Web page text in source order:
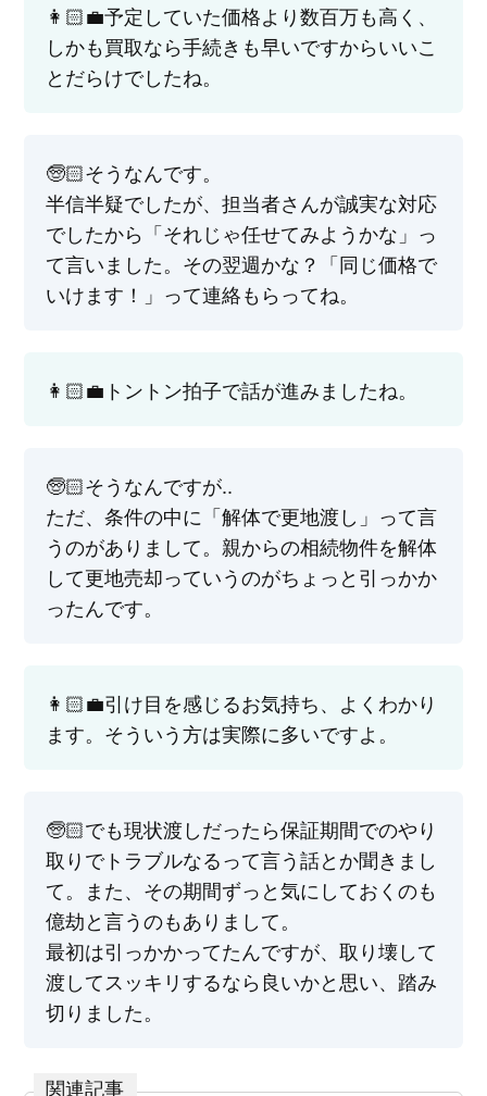
👩🏻‍💼予定していた価格より数百万も高く、
しかも買取なら手続きも早いですからいいこ
とだらけでしたね。
🧓🏻そうなんです。
半信半疑でしたが、担当者さんが誠実な対応
でしたから「それじゃ任せてみようかな」っ
て言いました。その翌週かな？「同じ価格で
いけます！」って連絡もらってね。
👩🏻‍💼トントン拍子で話が進みましたね。
🧓🏻そうなんですが..
ただ、条件の中に「解体で更地渡し」って言
うのがありまして。親からの相続物件を解体
して更地売却っていうのがちょっと引っかか
ったんです。
👩🏻‍💼引け目を感じるお気持ち、よくわかり
ます。そういう方は実際に多いですよ。
🧓🏻でも現状渡しだったら保証期間でのやり
取りでトラブルなるって言う話とか聞きまし
て。また、その期間ずっと気にしておくのも
億劫と言うのもありまして。
最初は引っかかってたんですが、取り壊して
渡してスッキリするなら良いかと思い、踏み
切りました。